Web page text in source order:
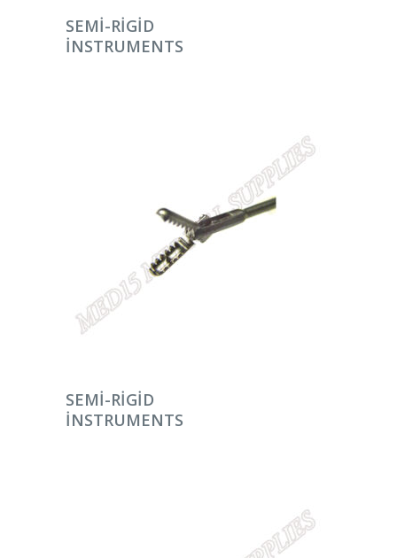
DEVAMINI OKU
SEMI-RIGID
INSTRUMENTS
DEVAMINI OKU
SEMI-RIGID
INSTRUMENTS